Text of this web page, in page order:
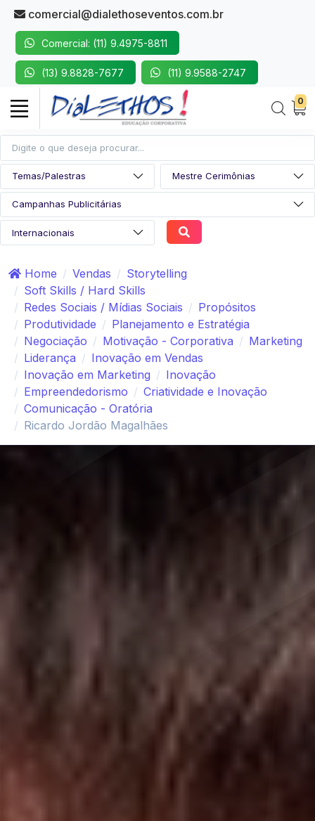
comercial@dialethoseventos.com.br
Comercial: (11) 9.4975-8811
(13) 9.8828-7677 (11) 9.9588-2747
0
Home Vendas
Storytelling
Soft Skills / Hard Skills
Redes Sociais / Mídias Sociais
Propósitos
Produtividade
Planejamento e Estratégia
Negociação
Motivação - Corporativa
Marketing
Liderança
Inovação em Vendas
Inovação em Marketing
Inovação
Empreendedorismo
Criatividade e Inovação
Comunicação - Oratória
Ricardo Jordão Magalhães